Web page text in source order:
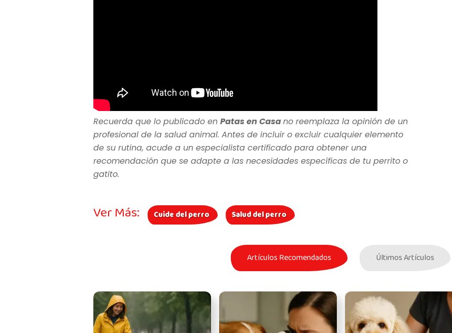
Recuerda que lo publicado en Patas en Casano reemplaza la opinión de un
profesional de la salud animal. Antes de incluir o excluir cualquier elemento
de su rutina, acude a un especialista certificado para obtener una
recomendación que se adapte a las necesidades específicas de tu perrito o
gatito.
Ver Más: Cuide del perro Salud del perro
Artículos Recomendados Últimos Artículos